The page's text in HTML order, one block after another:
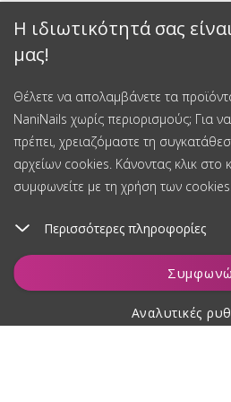
Η ιδιωτικότητά σας
μας!
Θέλετε να απολαμβάνετε τα
NaniNails χωρίς περιορισμούς; Για
πρέπει, χρειαζόμαστε τη
αρχείων cookies. Κάνοντας κλικ
συμφωνείτε με τη χρήση των
Περισσότερες πληροφορίες
Συμφωνώ
Αναλυτικές